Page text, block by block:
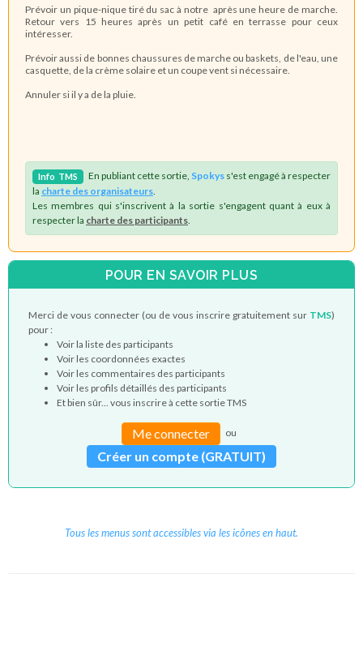
Prévoir un pique-nique tiré du sac à notre après une heure de marche.
Retour vers 15 heures après un petit café en terrasse pour ceux
intéresser.
Prévoir aussi de bonnes chaussures de marche ou baskets, de l'eau, une
casquette, de la crème solaire et un coupe vent si nécessaire.
Annuler si il y a de la pluie.
Info TMS En publiant cette sortie, Spokys s'est engagé à respecter
la charte des organisateurs
Les membres qui s'inscrivent à la sortie s'engagent quant à eux à
respecter la charte des participants
POUR EN SAVOIR PLUS
Merci de vous connecter (ou de vous inscrire gratuitement sur TMS)
pour :
Voir la liste des participants
Voir les coordonnées exactes
Voir les commentaires des participants
Voir les profils détaillés des participants
Et bien sûr... vous inscrire à cette sortie TMS
Me connecter ou
Créer un compte (GRATUIT)
Tous les menus sont accessibles via les icônes en haut.